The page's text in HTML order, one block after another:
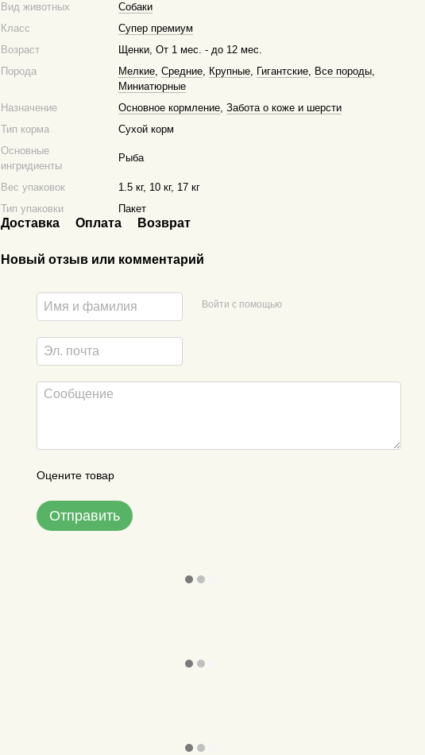
Вид животных
Собаки
Класс
Супер премиум
Возраст
Щенки, От 1 мес. - до 12 мес.
Порода
Мелкие,Средние, Крупные, Гигантские, Все породы,
Миниатюрные
Назначение
Основное кормление,Забота о коже и шерсти
Тип корма
Сухой корм
Основные
ингридиенты
Рыба
Вес упаковок
1.5 кг, 10 кг, 17 кг
Тип упаковки
Пакет
Доставка Оплата Возврат
Новый отзыв или комментарий
Войти с помощью
Оцените товар
Отправить